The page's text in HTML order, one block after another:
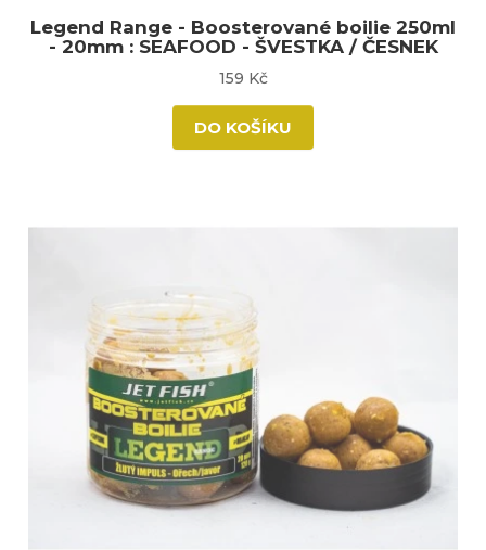
Legend Range - Boosterované boilie 250ml
- 20mm : SEAFOOD - ŠVESTKA / ČESNEK
159 Kč
DO KOŠÍKU